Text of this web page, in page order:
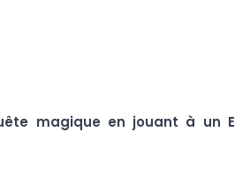
magique en jouant à un